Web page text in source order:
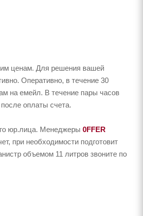
ценам. Для решения вашей
Оперативно, в течение 30
на емейл. В течение пары часов
оплаты счета.
юр.лица. Менеджеры 0FFER
при необходимости подготовит
объемом 11 литров звоните по